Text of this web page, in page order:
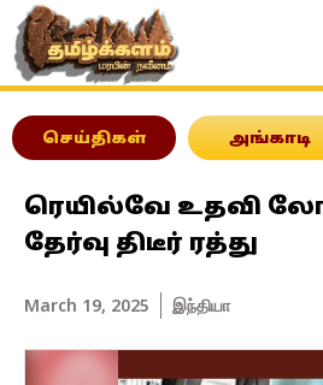
செய்திகள் அங்காடி
ரெயில்வே உதவி
தேர்வு திடீர் ரத்து
March 19, 2025 இந்தியா